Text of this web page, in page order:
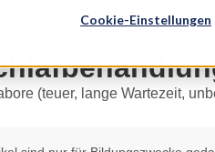
Cookie-Einstellungen